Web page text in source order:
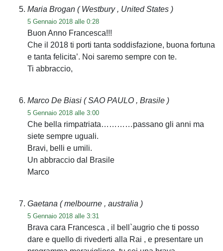
Maria Brogan ( Westbury , United States )
5 Gennaio 2018 alle 0:28
Buon Anno Francesca!!!
Che il 2018 ti porti tanta soddisfazione, buona fortuna
e tanta felicita’. Noi saremo sempre con te.
Ti abbraccio,
Marco De Biasi ( SAO PAULO , Brasile )
5 Gennaio 2018 alle 3:00
Che bella rimpatriata…………passano gli anni ma
siete sempre uguali.
Bravi, belli e umili.
Un abbraccio dal Brasile
Marco
Gaetana ( melbourne , australia )
5 Gennaio 2018 alle 3:31
Brava cara Francesca , il bell`augrio che ti posso
dare e quello di rivederti alla Rai , e presentare un